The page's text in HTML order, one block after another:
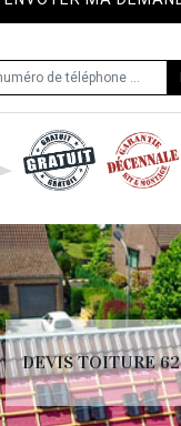
DEVIS TOITURE 62